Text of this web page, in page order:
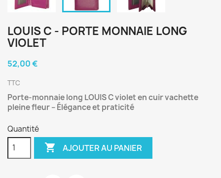
LOUIS C - PORTE MONNAIE LONG
VIOLET
52,00 €
TTC
Porte-monnaie long LOUIS C violet en cuir vachette
pleine fleur – Élégance et praticité
Quantité
 AJOUTER AU PANIER